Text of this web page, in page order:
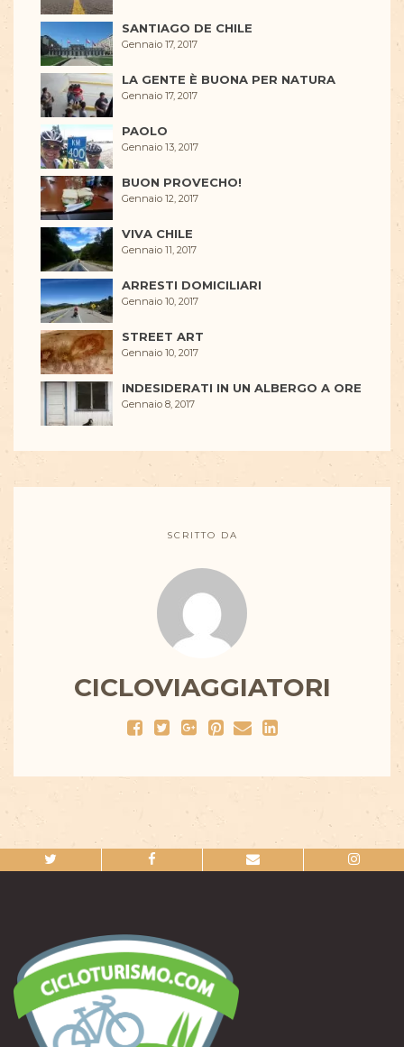
SANTIAGO DE CHILE
Gennaio 17, 2017
LA GENTE È BUONA PER NATURA
Gennaio 17, 2017
PAOLO
Gennaio 13, 2017
BUON PROVECHO!
Gennaio 12, 2017
VIVA CHILE
Gennaio 11, 2017
ARRESTI DOMICILIARI
Gennaio 10, 2017
STREET ART
Gennaio 10, 2017
INDESIDERATI IN UN ALBERGO A ORE
Gennaio 8, 2017
SCRITTO DA
CICLOVIAGGIATORI